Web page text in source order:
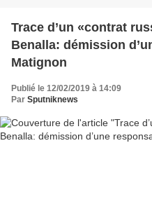
Trace d’un «contrat
Benalla: démission
Matignon
Publié le 12/02/2019 à 14:09
Par Sputniknews